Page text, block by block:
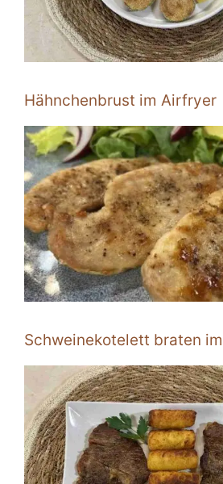
Hähnchenbrust im Airfryer
Schweinekotelett braten